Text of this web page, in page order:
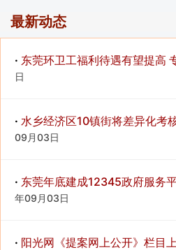
最新动态
· 东莞环卫工福利待遇有望提高
日
· 水乡经济区10镇街将差异化考
09月03日
· 东莞年底建成12345政府服务
年09月03日
· 阳光网《提案网上公开》栏目